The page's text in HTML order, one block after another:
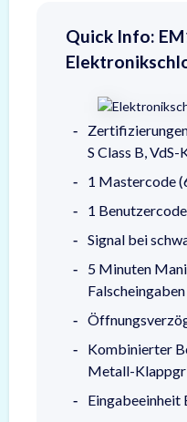
Quick Info:
S Class B,
1 Mastercode
1
Signal bei
5 Minuten
Falscheingaben
Kombinierter
Metall-
Eingabeeinheit